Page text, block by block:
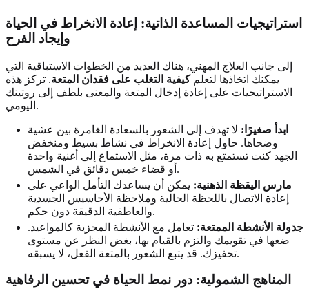
استراتيجيات المساعدة الذاتية: إعادة الانخراط في الحياة
وإيجاد الفرح
إلى جانب العلاج المهني، هناك العديد من الخطوات الاستباقية التي
يمكنك اتخاذها لتعلمكيفية التغلب على فقدان المتعة. تركز هذه
الاستراتيجيات على إعادة إدخال المتعة والمعنى بلطف إلى روتينك
اليومي.
ابدأ صغيرًا: لا تهدف إلى الشعور بالسعادة الغامرة بين عشية
وضحاها. حاول إعادة الانخراط في نشاط بسيط ومنخفض
الجهد كنت تستمتع به ذات مرة، مثل الاستماع إلى أغنية واحدة
أو قضاء خمس دقائق في الشمس.
مارس اليقظة الذهنية: يمكن أن يساعدك التأمل الواعي على
إعادة الاتصال باللحظة الحالية وملاحظة الأحاسيس الجسدية
والعاطفية الدقيقة دون حكم.
جدولة الأنشطة الممتعة: تعامل مع الأنشطة المجزية كالمواعيد.
ضعها في تقويمك والتزم بالقيام بها، بغض النظر عن مستوى
تحفيزك. قد يتبع الشعور بالمتعة الفعل، لا يسبقه.
المناهج الشمولية: دور نمط الحياة في تحسين الرفاهية